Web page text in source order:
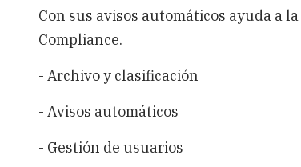
Con sus avisos automáticos ayuda a
Compliance.
- Archivo y clasificación
- Avisos automáticos
- Gestión de usuarios